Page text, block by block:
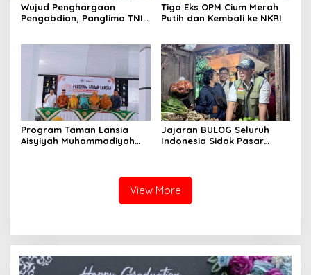
Wujud Penghargaan
Pengabdian, Panglima TNI
Tiga Eks OPM Cium Merah
Putih dan Kembali ke NKRI
Program Taman Lansia
Aisyiyah Muhammadiyah
Jajaran BULOG Seluruh
Indonesia Sidak Pasar
Stabil Selama Ramadhan
dan Lebaran 2026
View More